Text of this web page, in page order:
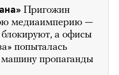
Пригожин
медиаимперию —
блокируют, а офисы
попыталась
машину пропаганды